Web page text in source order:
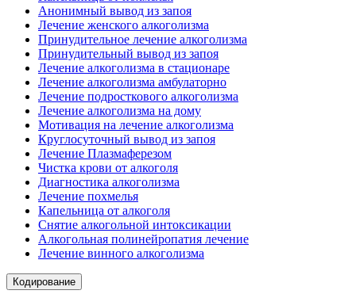
Анонимный вывод из запоя
Лечение женского алкоголизма
Принудительное лечение алкоголизма
Принудительный вывод из запоя
Лечение алкоголизма в стационаре
Лечение алкоголизма амбулаторно
Лечение подросткового алкоголизма
Лечение алкоголизма на дому
Мотивация на лечение алкоголизма
Круглосуточный вывод из запоя
Лечение Плазмаферезом
Чистка крови от алкоголя
Диагностика алкоголизма
Лечение похмелья
Капельница от алкоголя
Снятие алкогольной интоксикации
Алкогольная полинейропатия лечение
Лечение винного алкоголизма
Кодирование